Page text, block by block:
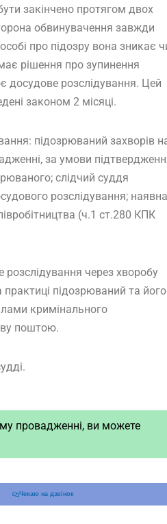
закінчено протягом двох
обвинувачення завжди
про підозру вона зникає
рішення про зупинення
досудове розслідування. Цей
законом 2 місяці.
підозрюваний захворів
за умови
слідчий суддя
розслідування; наявна
(ч.1 ст.280 КПК
розслідування через хворобу
підозрюваний та його
кримінального
поштою.
провадженні, ви можете
Чекаю на дзвінок